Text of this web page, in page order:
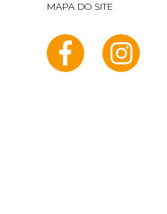
MAPA DO SITE